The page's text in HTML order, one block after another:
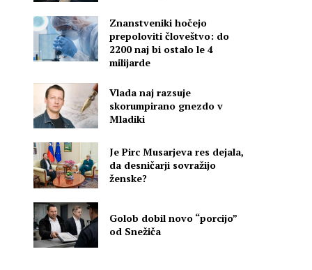
Znanstveniki hočejo
prepoloviti človeštvo: do
2200 naj bi ostalo le 4
milijarde
Vlada naj razsuje
skorumpirano gnezdo v
Mladiki
Je Pirc Musarjeva res dejala,
da desničarji sovražijo
ženske?
Golob dobil novo “porcijo”
od Snežiča